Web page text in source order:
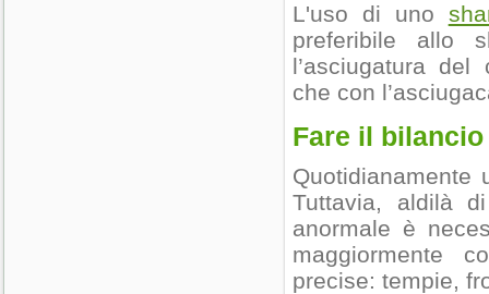
L'uso di uno
preferibile allo
l’asciugatura
che con
Fare il bilancio
Tuttavia, aldilà
anormale è
maggiormente
precise: tempie,